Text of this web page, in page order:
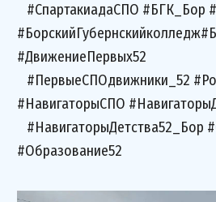
#СпартакиадаСПО #БГК_Бор
#ДвижениеПервых52
#ПервыеСПОдвижники_52
#НавигаторыСПО
#НавигаторыДетства52_Бор
#Образование52